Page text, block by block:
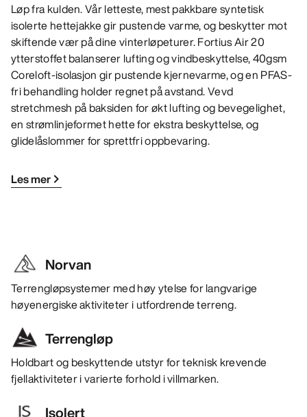
Løp fra kulden. Vår letteste, mest pakkbare syntetisk
isolerte hettejakke gir pustende varme, og beskytter mot
skiftende vær på dine vinterløpeturer. Fortius Air 20
ytterstoffet balanserer lufting og vindbeskyttelse, 40gsm
Coreloft-isolasjon gir pustende kjernevarme, og en PFAS-
fri behandling holder regnet på avstand. Vevd
stretchmesh på baksiden for økt lufting og bevegelighet,
en strømlinjeformet hette for ekstra beskyttelse, og
glidelåslommer for sprettfri oppbevaring.
Les mer
Norvan
Terrengløpsystemer med høy ytelse for langvarige
høyenergiske aktiviteter i utfordrende terreng.
Terrengløp
Holdbart og beskyttende utstyr for teknisk krevende
fjellaktiviteter i varierte forhold i villmarken.
Isolert